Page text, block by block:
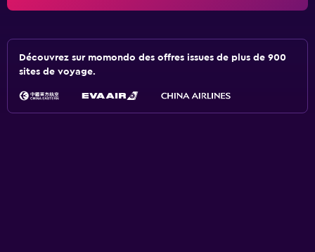
Découvrez sur momondo des offres issues de plus de 900
sites de voyage.